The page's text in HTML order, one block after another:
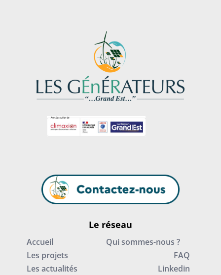
Le réseau
Accueil
Qui sommes-nous ?
Les projets
FAQ
Les actualités
Linkedin